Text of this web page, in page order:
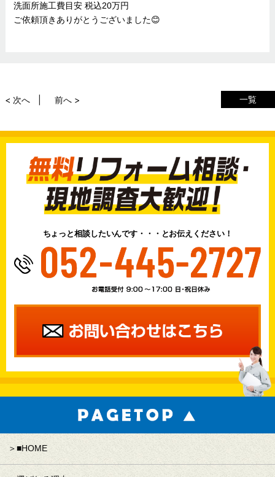
洗面所施工費目安 税込20万円
ご依頼頂きありがとうございました😊
一覧
< 次へ 前へ >
ちょっと相談したいんです・・・とお伝えください！
■HOME